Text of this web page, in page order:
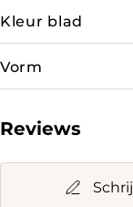
Kleur blad
Vorm
Reviews